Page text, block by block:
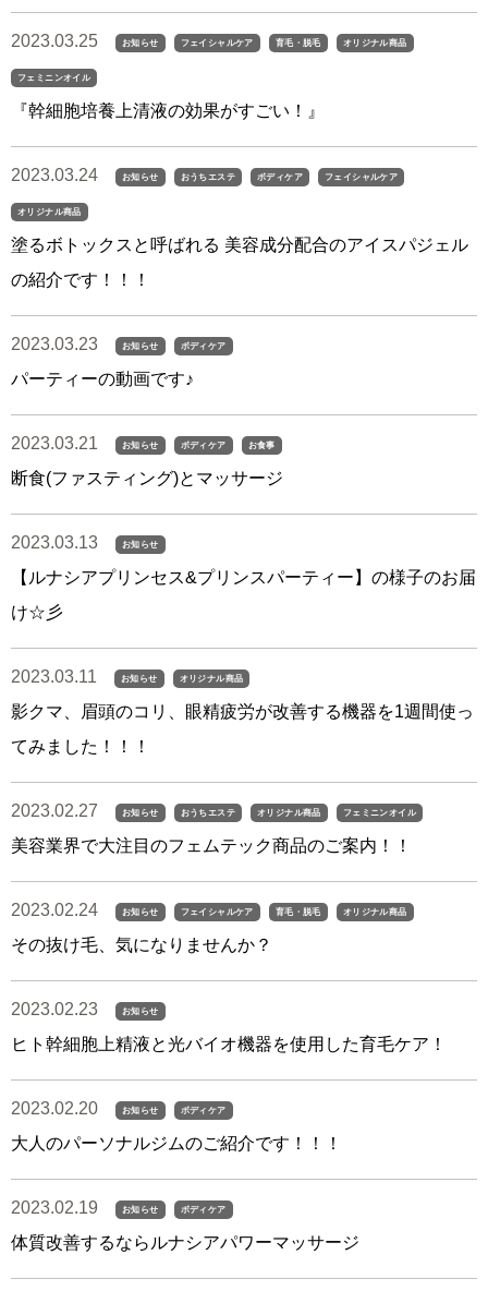
2023.03.25 お知らせ フェイシャルケア 育毛・脱毛 オリジナル商品
フェミニンオイル
『幹細胞培養上清液の効果がすごい！』
2023.03.24 お知らせ おうちエステ ボディケア フェイシャルケア
オリジナル商品
塗るボトックスと呼ばれる 美容成分配合のアイスパジェル
の紹介です！！！
2023.03.23 お知らせ ボディケア
パーティーの動画です♪
2023.03.21 お知らせ ボディケア お食事
断食(ファスティング)とマッサージ
2023.03.13 お知らせ
【ルナシアプリンセス&プリンスパーティー】の様子のお届
け☆彡
2023.03.11 お知らせ オリジナル商品
影クマ、眉頭のコリ、眼精疲労が改善する機器を1週間使っ
てみました！！！
2023.02.27 お知らせ おうちエステ オリジナル商品 フェミニンオイル
美容業界で大注目のフェムテック商品のご案内！！
2023.02.24 お知らせ フェイシャルケア 育毛・脱毛 オリジナル商品
その抜け毛、気になりませんか？
2023.02.23 お知らせ
ヒト幹細胞上精液と光バイオ機器を使用した育毛ケア！
2023.02.20 お知らせ ボディケア
大人のパーソナルジムのご紹介です！！！
2023.02.19 お知らせ ボディケア
体質改善するならルナシアパワーマッサージ